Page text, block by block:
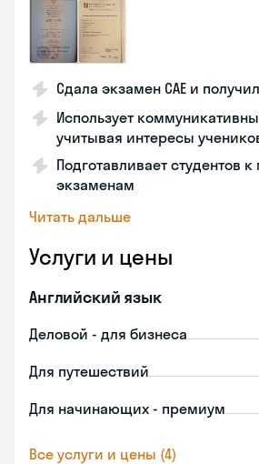
Сдала экзамен CAE и
Использует
учитывая интересы
Подготавливает студентов
экзаменам
Читать дальше
Услуги и цены
Английский язык
Деловой - для бизнеса
Для путешествий
Для начинающих - премиум
Все услуги и цены (4)